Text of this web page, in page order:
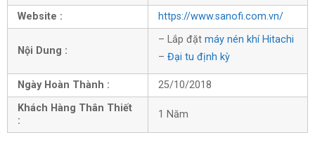
Website :
https://www.sanofi.com.vn/
Nội Dung :
– Lắp đặtmáy nén khí Hitachi
–Đại tu định kỳ
Ngày Hoàn Thành :
25/10/2018
Khách Hàng Thân Thiết
:
1 Năm